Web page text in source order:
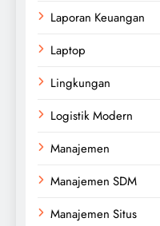
Laporan Keuangan
Laptop
Lingkungan
Logistik Modern
Manajemen
Manajemen SDM
Manajemen Situs